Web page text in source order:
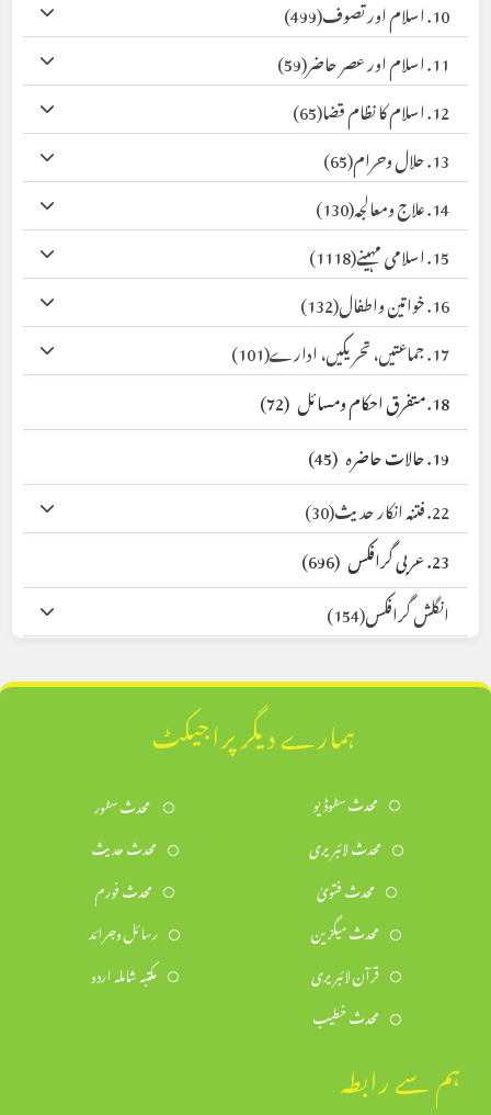
10. اسلام اور تصوف
(499)
11. اسلام اور عصر حاضر
(59)
12. اسلام کا نظام قضا
(65)
13. حلال وحرام
(65)
14. علاج ومعالجہ
(130)
15. اسلامی مہینے
(1118)
16. خواتین واطفال
(132)
17. جماعتیں، تحریکیں، ادارے
(101)
18. متفرق احکام ومسائل
(72)
19. حالات حاضرہ
(45)
22. فتنہ انکار حدیث
(30)
23. عربی گرافکس
(696)
انگلش گرافکس(154)
ہمارے دیگر پراجیکٹ
محدث سٹوڈیو
محدث سٹور
محدث لائبریری
محدث حدیث
محدث فتویٰ
محدث فورم
محدث میگزین
رسائل وجرائد
قرآن لائبریری
مکتبہ شاملہ اردو
محدث خطیب
ہم سے رابطہ